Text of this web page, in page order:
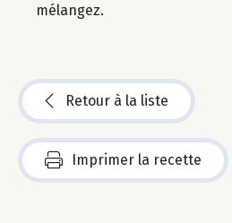
mélangez.
Retour à la liste
Imprimer la recette